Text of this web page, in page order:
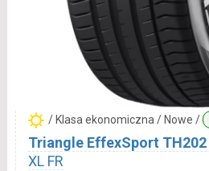
/ Klasa ekonomiczna / Nowe /
Triangle EffexSport TH202
XL FR